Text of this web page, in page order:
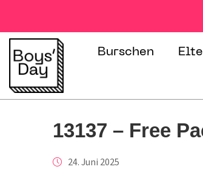
Burschen
13137 – Free
24. Juni 2025